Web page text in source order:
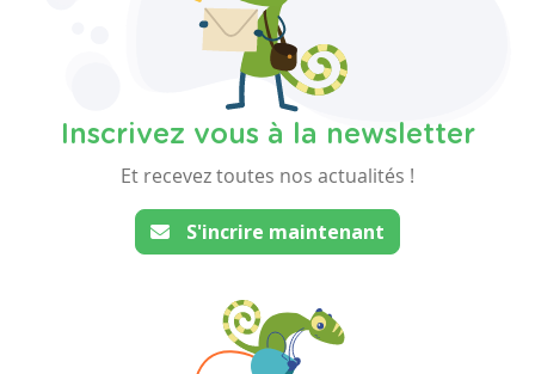
Inscrivez vous à la newsletter
Et recevez toutes nos actualités !
S'incrire maintenant